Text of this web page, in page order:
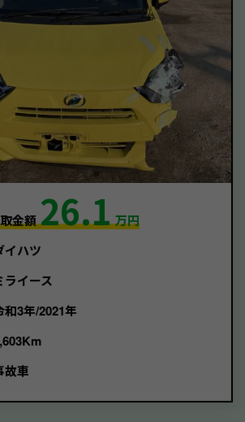
金額26.1万円
イハツ
ライース
和3年/2021年
故車